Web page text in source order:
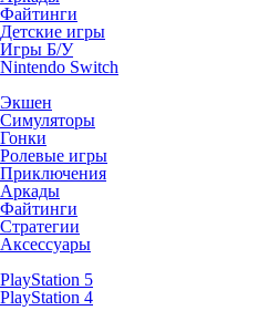
Файтинги
Детские игры
Игры Б/У
Nintendo Switch
Экшен
Симуляторы
Гонки
Ролевые игры
Приключения
Аркады
Файтинги
Стратегии
Аксессуары
PlayStation 5
PlayStation 4